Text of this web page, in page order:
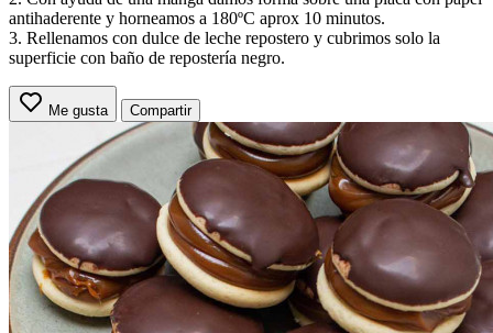
antihaderente y horneamos a 180ºC aprox 10 minutos.
3. Rellenamos con dulce de leche repostero y cubrimos solo la
superficie con baño de repostería negro.
Me gusta Compartir